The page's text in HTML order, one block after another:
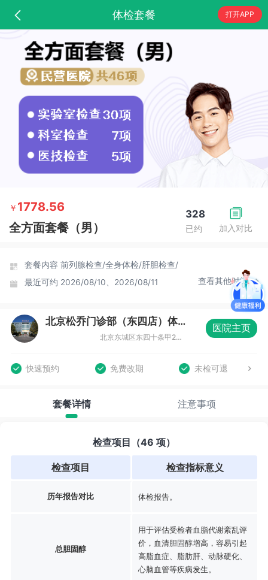
体检套餐 打开APP
加入对比
328
已约
￥ 1778.56
全方面套餐（男）
套餐内容 前列腺检查/全身体检/肝胆检查/
最近可约 2026/08/10、2026/08/11 查看其他时间
北京松乔门诊部（东四店）体检中心
北京东城区东四十条甲22号南新仓商务大厦B座三层（东四十条店）
医院主页
快速预约 免费改期 未检可退
套餐详情 注意事项
检查项目（46 项）
检查项目 检查指标意义
历年报告对比 体检报告。
总胆固醇
用于评估受检者血脂代谢紊乱评
价，血清胆固醇增高，容易引起
高脂血症、脂肪肝、动脉硬化、
心脑血管等疾病发生。